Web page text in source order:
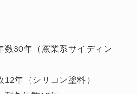
数30年（窯業系サイディン
12年（シリコン塗料）